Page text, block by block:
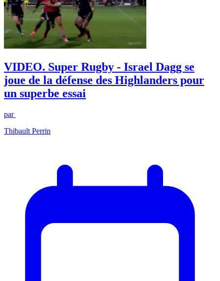
VIDEO. Super Rugby - Israel Dagg se
joue de la défense des Highlanders pour
un superbe essai
par
Thibault Perrin